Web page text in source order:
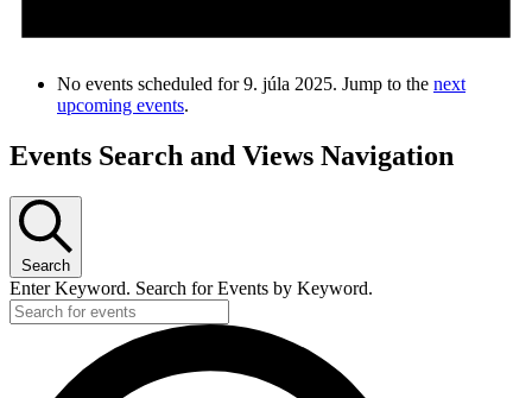
No events scheduled for 9. júla 2025. Jump to the next
upcoming events.
Events Search and Views Navigation
Search
Enter Keyword. Search for Events by Keyword.